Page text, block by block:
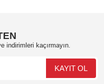
indirimleri kaçırmayın.